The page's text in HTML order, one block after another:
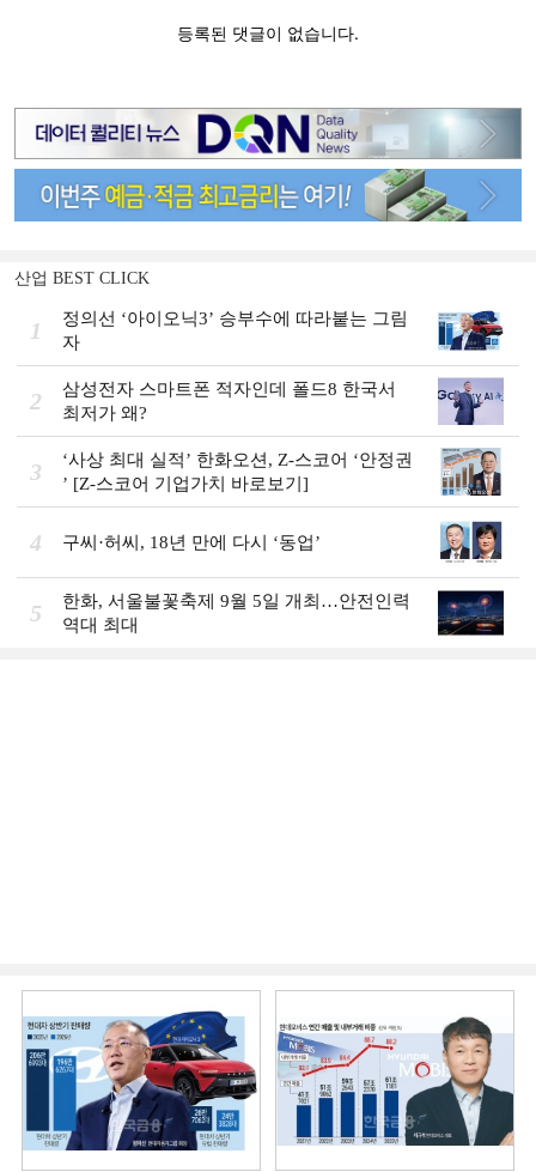
산업 BEST CLICK
1
정의선 ‘아이오닉3ʼ 승부수에 따라붙는 그림
자
2
삼성전자 스마트폰 적자인데 폴드8 한국서
최저가 왜?
3
‘사상 최대 실적ʼ 한화오션, Z-스코어 ‘안정권
ʼ [Z-스코어 기업가치 바로보기]
4 구씨·허씨, 18년 만에 다시 ‘동업’
5
한화, 서울불꽃축제 9월 5일 개최…안전인력
역대 최대